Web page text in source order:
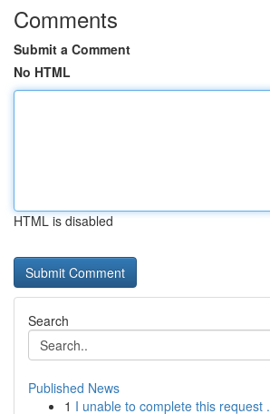
Comments
Submit a Comment
No HTML
HTML is disabled
Search
Published News
1 I unable to complete this request .